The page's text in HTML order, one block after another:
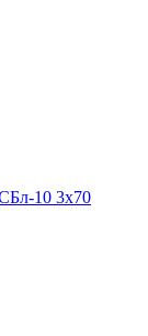
10 3х70